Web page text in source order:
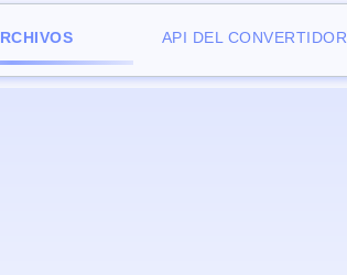
API DEL CONVERTIDOR